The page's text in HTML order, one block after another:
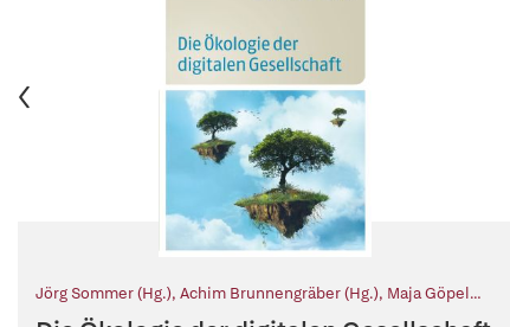
Jörg Sommer (Hg.), Achim Brunnengräber (Hg.), Maja Göpel
(Hg.)
Pierre Ibisch (Hg.) Heike Leitschuh (Hg.)